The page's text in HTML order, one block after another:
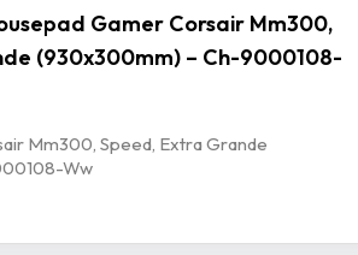
Gamer Corsair Mm300,
(930x300mm) – Ch-9000108-
Mm300, Speed, Extra Grande
Ww